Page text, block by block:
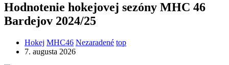
Hodnotenie hokejovej sezóny MHC 46
Bardejov 2024/25
Hokej MHC46 Nezaradené top
7. augusta 2026